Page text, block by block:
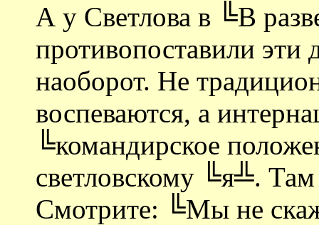
А у Светлова в ╚В
противопоставили эти
наоборот. Не
воспеваются, а
╚командирское
светловскому ╚я╩.
Смотрите: ╚Мы не